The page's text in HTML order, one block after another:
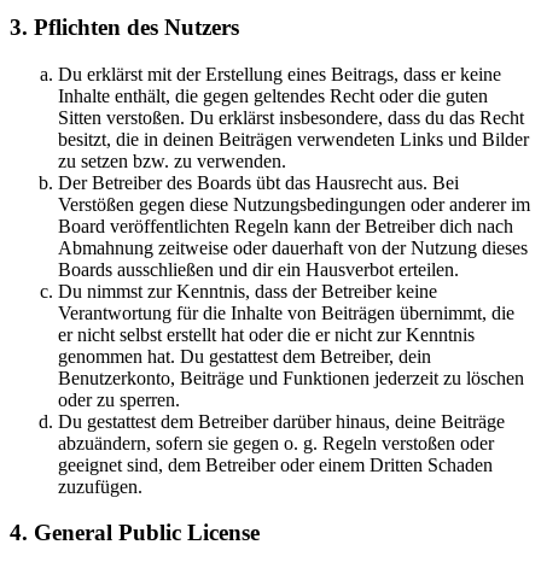
3. Pflichten des Nutzers
Du erklärst mit der Erstellung eines Beitrags, dass er keine
Inhalte enthält, die gegen geltendes Recht oder die guten
Sitten verstoßen. Du erklärst insbesondere, dass du das Recht
besitzt, die in deinen Beiträgen verwendeten Links und Bilder
zu setzen bzw. zu verwenden.
Der Betreiber des Boards übt das Hausrecht aus. Bei
Verstößen gegen diese Nutzungsbedingungen oder anderer im
Board veröffentlichten Regeln kann der Betreiber dich nach
Abmahnung zeitweise oder dauerhaft von der Nutzung dieses
Boards ausschließen und dir ein Hausverbot erteilen.
Du nimmst zur Kenntnis, dass der Betreiber keine
Verantwortung für die Inhalte von Beiträgen übernimmt, die
er nicht selbst erstellt hat oder die er nicht zur Kenntnis
genommen hat. Du gestattest dem Betreiber, dein
Benutzerkonto, Beiträge und Funktionen jederzeit zu löschen
oder zu sperren.
Du gestattest dem Betreiber darüber hinaus, deine Beiträge
abzuändern, sofern sie gegen o. g. Regeln verstoßen oder
geeignet sind, dem Betreiber oder einem Dritten Schaden
zuzufügen.
4. General Public License